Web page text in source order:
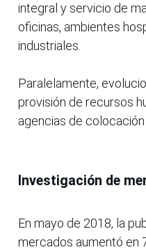
integral y servicio de
oficinas, ambientes
industriales.
Paralelamente,
provisión de recursos
agencias de
Investigación de
En mayo de 2018, la
mercados aumentó en